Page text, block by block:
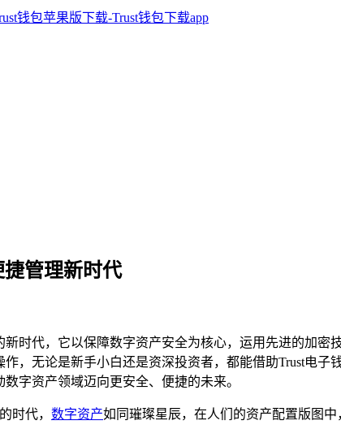
管理新时代
时代，它以保障数字资产安全为核心，运用先进的加
，无论是新手小白还是资深投资者，都能借助Trust电
字资产领域迈向更安全、便捷的未来。
时代， 数字资产如同璀璨星辰，在人们的资产配置版图